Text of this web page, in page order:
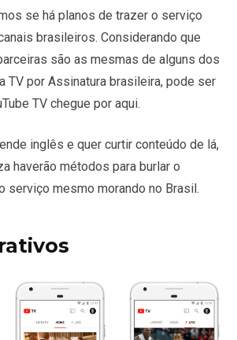
se há planos de trazer o serviço
brasileiros. Considerando que
são as mesmas de alguns dos
TV por Assinatura brasileira, pode ser
TV chegue por aqui.
inglês e quer curtir conteúdo de lá,
haverão métodos para burlar o
serviço mesmo morando no Brasil.